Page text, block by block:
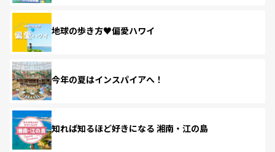
地球の歩き方♥偏愛ハワイ
今年の夏はインスパイアへ！
知れば知るほど好きになる 湘南・江の島